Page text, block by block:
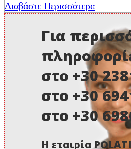
Διαβάστε Περισσότερα
Για
στο +30
στο +30
στο +30
Η εταιρία